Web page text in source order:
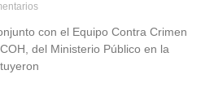
con el Equipo Contra Crimen
del Ministerio Público en la